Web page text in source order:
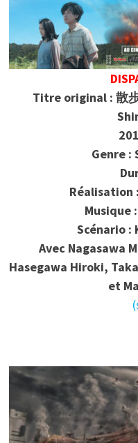
Titre original : 散
Genre :
Réalisation
Musique
Scénario :
Avec Nagasawa
Hasegawa Hiroki,
et